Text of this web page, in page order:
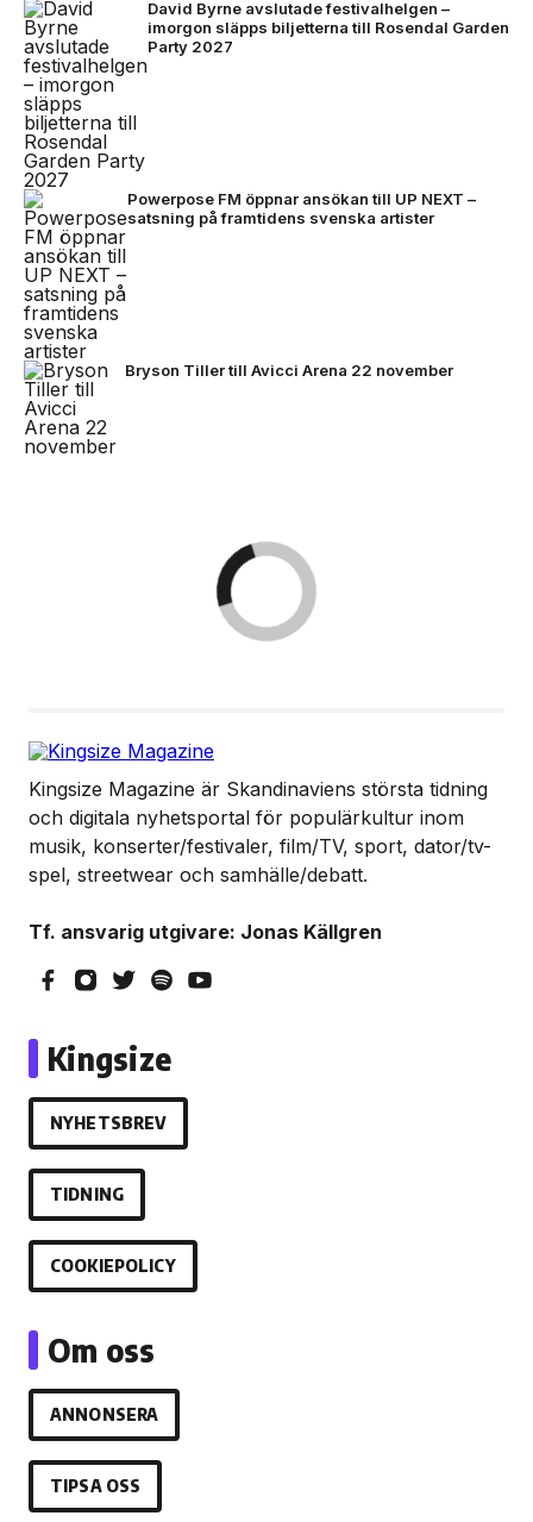
David Byrne avslutade festivalhelgen –
imorgon släpps biljetterna till Rosendal Garden
Party 2027
Powerpose FM öppnar ansökan till UP NEXT –
satsning på framtidens svenska artister
Bryson Tiller till Avicci Arena 22 november
Kingsize Magazine är Skandinaviens största tidning
och digitala nyhetsportal för populärkultur inom
musik, konserter/festivaler, film/TV, sport, dator/tv-
spel, streetwear och samhälle/debatt.
Tf. ansvarig utgivare: Jonas Källgren
Kingsize
NYHETSBREV
TIDNING
COOKIEPOLICY
Om oss
ANNONSERA
TIPSA OSS